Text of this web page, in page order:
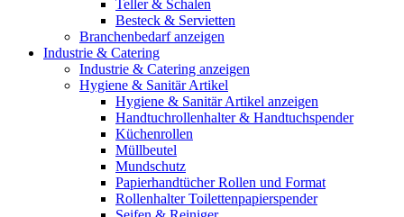
Teller & Schalen
Besteck & Servietten
Branchenbedarf anzeigen
Industrie & Catering
Industrie & Catering anzeigen
Hygiene & Sanitär Artikel
Hygiene & Sanitär Artikel anzeigen
Handtuchrollenhalter & Handtuchspender
Küchenrollen
Müllbeutel
Mundschutz
Papierhandtücher Rollen und Format
Rollenhalter Toilettenpapierspender